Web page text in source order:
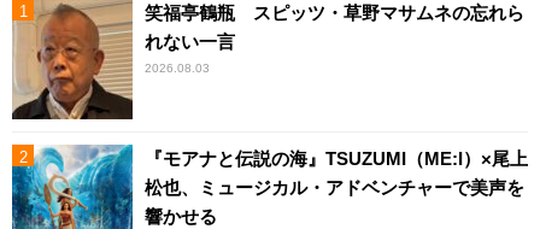
笑福亭鶴瓶 スピッツ・草野マサムネの忘れら
れない一言
2026.08.03
『モアナと伝説の海』TSUZUMI（ME:I）×尾上
松也、ミュージカル・アドベンチャーで美声を
響かせる